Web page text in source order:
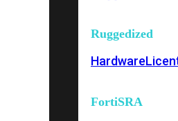
Ruggedized
Hardware
FortiSRA